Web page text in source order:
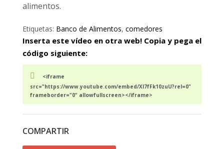
alimentos.
Etiquetas: Banco de Alimentos, comedores
Inserta este vídeo en otra web! Copia y pega el
código siguiente:
<iframe
src="https://www.youtube.com/embed/XI7fFk10zuU?rel=0"
frameborder="0" allowfullscreen></iframe>
COMPARTIR